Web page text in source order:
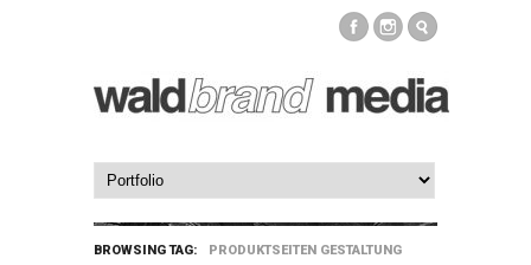
BROWSING TAG:
PRODUKTSEITEN GESTALTUNG